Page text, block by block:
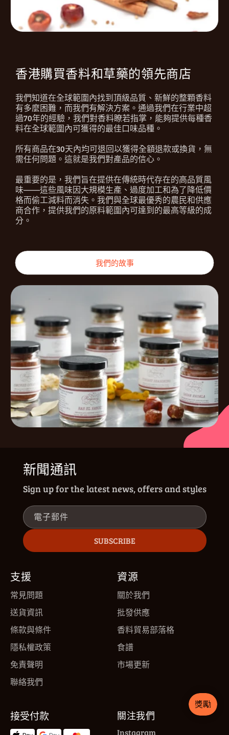
香港購買香料和草藥的領先商店
我們知道在全球範圍內找到頂級品質、新鮮的整顆香料
有多麼困難，而我們有解決方案。通過我們在行業中超
過70年的經驗，我們對香料瞭若指掌，能夠提供每種香
料在全球範圍內可獲得的最佳口味品種。
所有商品在30天內均可退回以獲得全額退款或換貨，無
需任何問題。這就是我們對產品的信心。
最重要的是，我們旨在提供在傳統時代存在的高品質風
味——這些風味因大規模生產、過度加工和為了降低價
格而偷工減料而消失。我們與全球最優秀的農民和供應
商合作，提供我們的原料範圍內可達到的最高等級的成
分。
我們的故事
新聞通訊
Sign up for the latest news, offers and styles
電子郵件
SUBSCRIBE
支援
常見問題
送貨資訊
條款與條件
隱私權政策
免責聲明
聯絡我們
資源
關於我們
批發供應
香料貿易部落格
食譜
市場更新
接受付款 關注我們
Instagram